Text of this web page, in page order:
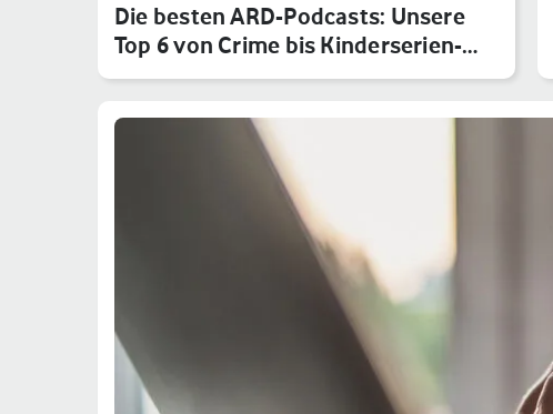
Die besten ARD-Podcasts: Unsere
Top 6 von Crime bis Kinderserien-…